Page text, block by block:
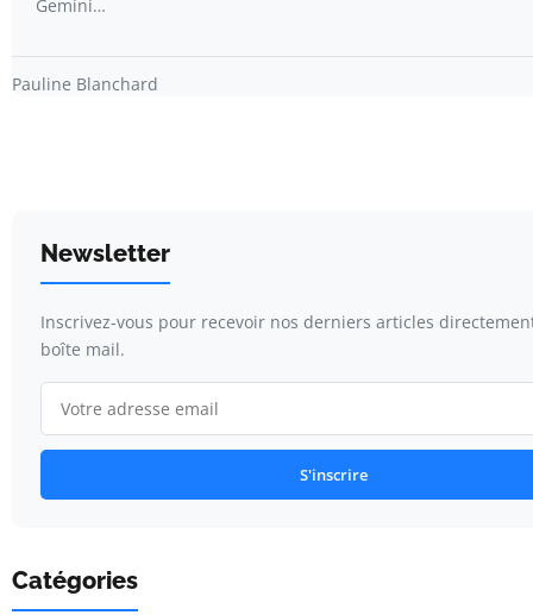
Gemini…
Pauline Blanchard
Newsletter
Inscrivez-vous pour recevoir nos derniers articles
boîte mail.
S'inscrire
Catégories